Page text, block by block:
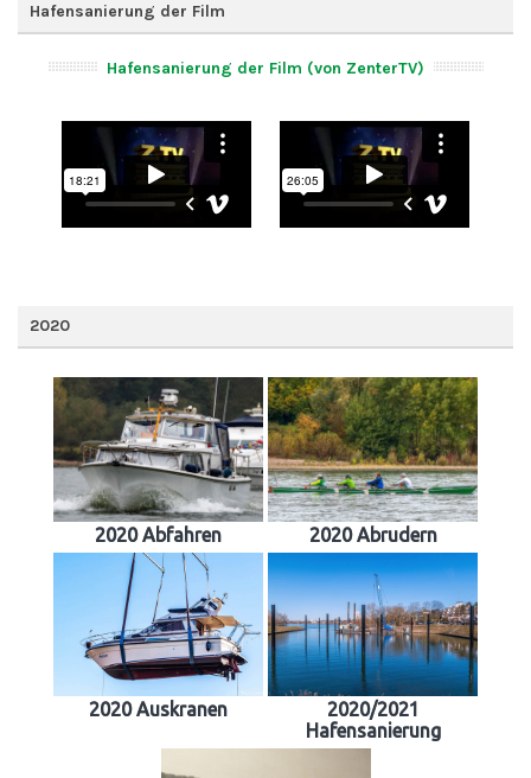
Hafensanierung der Film
Hafensanierung der Film (von ZenterTV)
2020
2020 Abfahren 2020 Abrudern
2020 Auskranen
2020/2021
Hafensanierung